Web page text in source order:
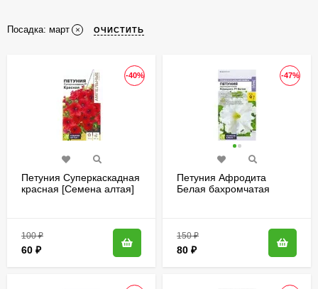
Посадка: март ОЧИСТИТЬ
-40%
Петуния Суперкаскадная
красная [Семена алтая]
100₽
60 ₽
-47%
Петуния Афродита
Белая бахромчатая
150₽
80 ₽